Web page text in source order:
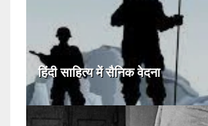
हिंदी साहित्य में सैनिक वेदना